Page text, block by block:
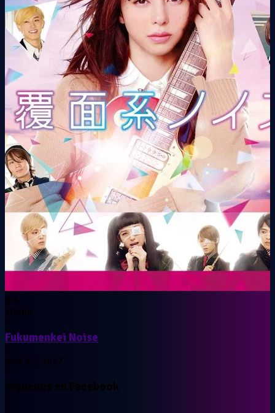
Fukumenkei Noise
Nov. 25, 2017
Síguenos en Facebook